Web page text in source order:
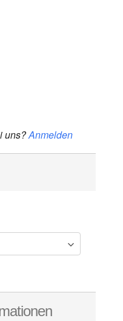
uns?Anmelden